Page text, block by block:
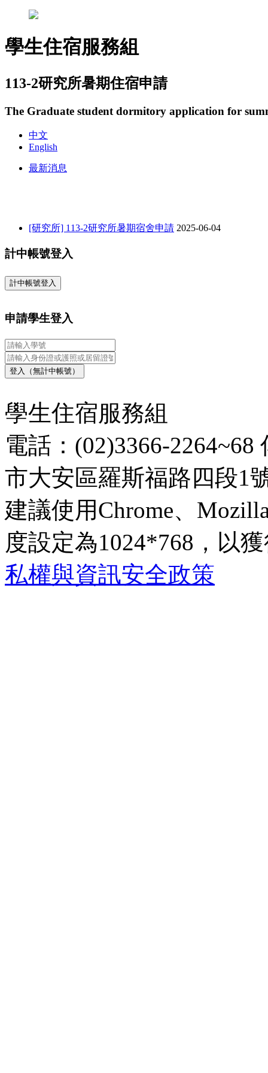
學生住宿服務組
113-2研究所暑期住宿申請
The Graduate student dormitory application for
中文
English
最新消息
[研究所] 113-2研究所暑期宿舍申請 2025-06-04
計中帳號登入
計中帳號登入
申請學生登入
登入（無計中帳號）
學生住宿服務組
電話：(02)3366-2264~68
市大安區羅斯福路四段1
建議使用Chrome、
度設定為1024*768，以
私權與資訊安全政策